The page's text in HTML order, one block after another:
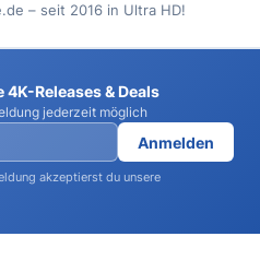
– seit 2016 in Ultra HD!
4K-Releases & Deals
jederzeit möglich
Anmelden
akzeptierst du unsere